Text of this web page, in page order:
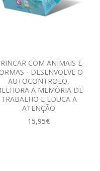
COM ANIMAIS E
- DESENVOLVE O
AUTOCONTROLO,
A MEMÓRIA DE
TRABALHO E EDUCA A
ATENÇÃO
15,95€